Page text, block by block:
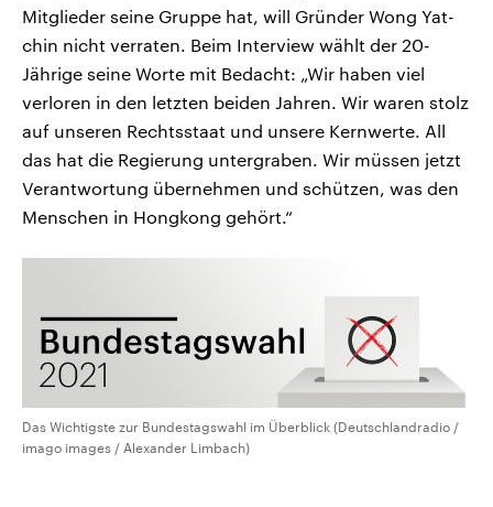
Mitglieder seine Gruppe hat, will Gründer Wong Yat-
chin nicht verraten. Beim Interview wählt der 20-
Jährige seine Worte mit Bedacht: „Wir haben viel
verloren in den letzten beiden Jahren. Wir waren stolz
auf unseren Rechtsstaat und unsere Kernwerte. All
das hat die Regierung untergraben. Wir müssen jetzt
Verantwortung übernehmen und schützen, was den
Menschen in Hongkong gehört.“
Das Wichtigste zur Bundestagswahl im Überblick (Deutschlandradio /
imago images / Alexander Limbach)